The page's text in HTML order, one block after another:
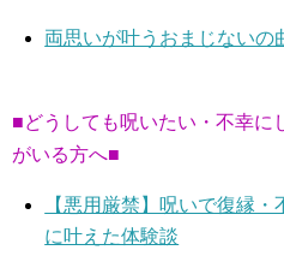
両思いが叶うおまじないの
■どうしても呪いたい・不幸に
がいる方へ■
【悪用厳禁】呪いで復縁
に叶えた体験談